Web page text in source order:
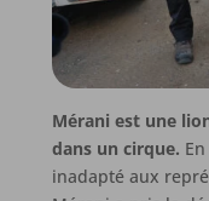
Mérani est une
dans un cirque.
inadapté aux